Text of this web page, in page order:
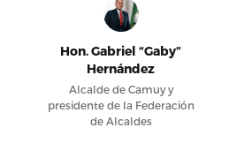
Hon. Gabriel “Gaby”
Hernández
Alcalde de Camuy y
presidente de la Federación
de Alcaldes